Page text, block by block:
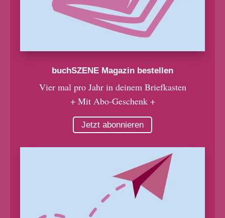
buchSZENE Magazin bestellen
Vier mal pro Jahr in deinem Briefkasten
+ Mit Abo-Geschenk +
Jetzt abonnieren